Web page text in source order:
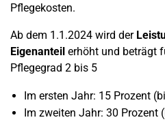
Pflegekosten.
Ab dem 1.1.2024 wird der
Eigenanteil erhöht und beträgt
Pflegegrad 2 bis 5
Im ersten Jahr: 15 Prozent
Im zweiten Jahr: 30 Prozent